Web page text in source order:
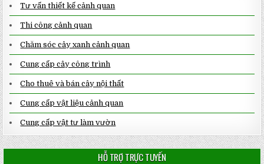
Tư vấn thiết kế cảnh quan
Thi công cảnh quan
Chăm sóc cây xanh cảnh quan
Cung cấp cây công trình
Cho thuê và bán cây nội thất
Cung cấp vật liệu cảnh quan
Cung cấp vật tư làm vườn
HỖ TRỢ TRỰC TUYẾN